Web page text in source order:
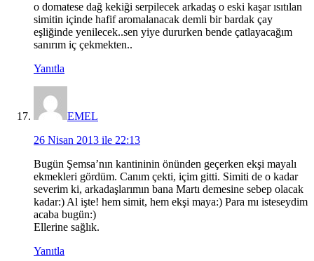
o domatese dağ kekiği serpilecek arkadaş o eski kaşar ısıtılan
simitin içinde hafif aromalanacak demli bir bardak çay
eşliğinde yenilecek..sen yiye dururken bende çatlayacağım
sanırım iç çekmekten..
Yanıtla
EMEL
26 Nisan 2013 ile 22:13
Bugün Şemsa’nın kantininin önünden geçerken ekşi mayalı
ekmekleri gördüm. Canım çekti, içim gitti. Simiti de o kadar
severim ki, arkadaşlarımın bana Martı demesine sebep olacak
kadar:) Al işte! hem simit, hem ekşi maya:) Para mı isteseydim
acaba bugün:)
Ellerine sağlık.
Yanıtla